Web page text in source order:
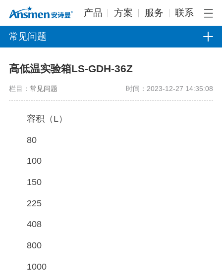
产品 方案 服务 联系
常见问题
高低温实验箱LS-GDH-36Z
栏目： 常见问题 时间：2023-12-27 14:35:08
容积（L）
80
100
150
225
408
800
1000